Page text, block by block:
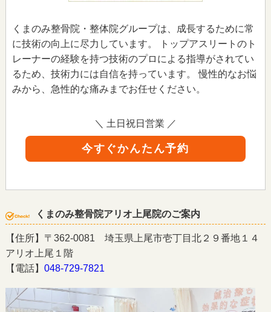
くまのみ整骨院・整体院グループは、成長するために常
に技術の向上に尽力しています。 トップアスリートのト
レーナーの経験を持つ技術のプロによる指導がされてい
るため、技術力には自信を持っています。 慢性的なお悩
みから、急性的な痛みまでお任せください。
＼ 土日祝日営業 ／
今すぐかんたん予約
くまのみ整骨院アリオ上尾院のご案内
【住所】〒362-0081 埼玉県上尾市壱丁目北２９番地１４
アリオ上尾１階
【電話】 048-729-7821